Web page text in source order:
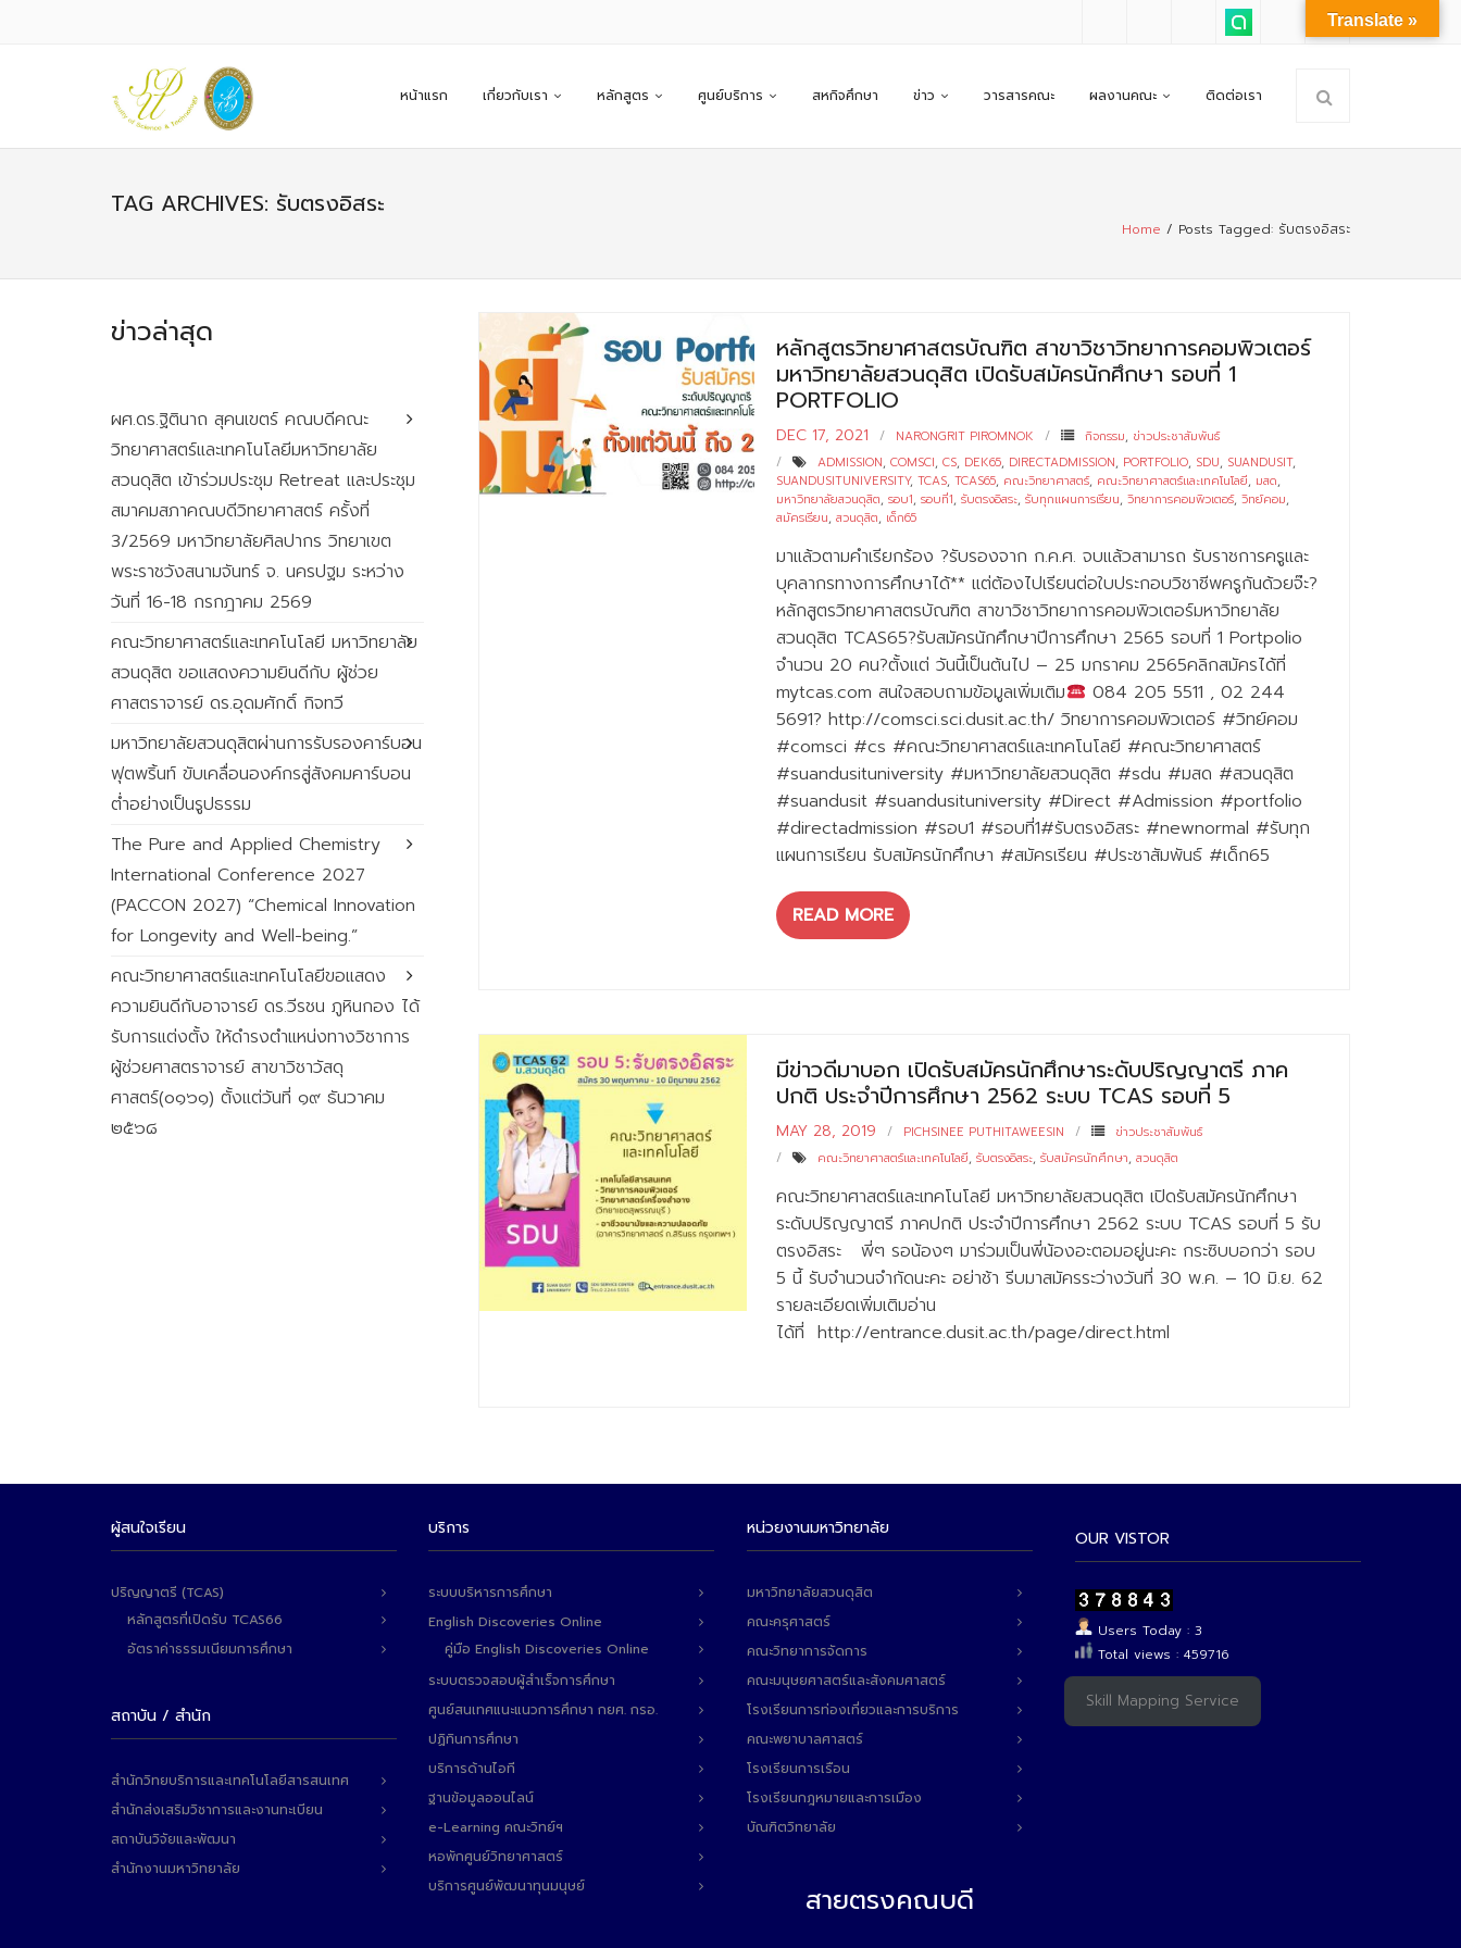
หน้าแรก เกี่ยวกับเรา หลักสูตร ศูนย์บริการ สหกิจศึกษา ข่าว วารสารคณะ ผลงานคณะ ติดต่อเรา
TAG ARCHIVES: รับตรงอิสระ
Home / Posts Tagged: รับตรงอิสระ
หลักสูตรวิทยาศาสตรบัณฑิต สาขาวิชาวิทยาการคอมพิวเตอร์
มหาวิทยาลัยสวนดุสิต เปิดรับสมัครนักศึกษา รอบที่ 1
PORTFOLIO
DEC 17, 2021 NARONGRIT PIROMNOK กิจกรรม, ข่าวประชาสัมพันธ์
ADMISSION,COMSCI,CS, DEK65, DIRECTADMISSION, PORTFOLIO, SDU, SUANDUSIT,
SUANDUSITUNIVERSITY,TCAS,TCAS65, คณะวิทยาศาสตร์, คณะวิทยาศาสตร์และเทคโนโลยี, มสด,
มหาวิทยาลัยสวนดุสิต,รอบ1,รอบที่1,รับตรงอิสระ,รับทุกแผนการเรียน,วิทยาการคอมพิวเตอร์,วิทย์คอม,
สมัครเรียน,สวนดุสิต, เด็ก65
มาแล้วตามคำเรียกร้อง ?รับรองจาก ก.ค.ศ. จบแล้วสามารถ รับราชการครูและ
บุคลากรทางการศึกษาได้** แต่ต้องไปเรียนต่อใบประกอบวิชาชีพครูกันด้วยจ๊ะ?
หลักสูตรวิทยาศาสตรบัณฑิต สาขาวิชาวิทยาการคอมพิวเตอร์มหาวิทยาลัย
สวนดุสิต TCAS65?รับสมัครนักศึกษาปีการศึกษา 2565 รอบที่ 1 Portpolio
จำนวน 20 คน?ตั้งแต่ วันนี้เป็นต้นไป – 25 มกราคม 2565คลิกสมัครได้ที่
mytcas.com สนใจสอบถามข้อมูลเพิ่มเติม
084 205 5511 , 02 244
5691? http://comsci.sci.dusit.ac.th/ วิทยาการคอมพิวเตอร์ #วิทย์คอม
#comsci #cs #คณะวิทยาศาสตร์และเทคโนโลยี #คณะวิทยาศาสตร์
#suandusituniversity #มหาวิทยาลัยสวนดุสิต #sdu #มสด #สวนดุสิต
#suandusit #suandusituniversity #Direct #Admission #portfolio
#directadmission #รอบ1 #รอบที่1#รับตรงอิสระ #newnormal #รับทุก
แผนการเรียน รับสมัครนักศึกษา #สมัครเรียน #ประชาสัมพันธ์ #เด็ก65
READ MORE
มีข่าวดีมาบอก เปิดรับสมัครนักศึกษาระดับปริญญาตรี ภาค
ปกติ ประจำปีการศึกษา 2562 ระบบ TCAS รอบที่ 5
MAY 28, 2019 PICHSINEE PUTHITAWEESIN
ข่าวประชาสัมพันธ์
คณะวิทยาศาสตร์และเทคโนโลยี,รับตรงอิสระ,รับสมัครนักศึกษา,สวนดุสิต
คณะวิทยาศาสตร์และเทคโนโลยี มหาวิทยาลัยสวนดุสิต เปิดรับสมัครนักศึกษา
ระดับปริญญาตรี ภาคปกติ ประจำปีการศึกษา 2562 ระบบ TCAS รอบที่ 5 รับ
ตรงอิสระ พี่ๆ รอน้องๆ มาร่วมเป็นพี่น้องอะตอมอยู่นะคะ กระซิบบอกว่า รอบ
5 นี้ รับจำนวนจำกัดนะคะ อย่าช้า รีบมาสมัครระว่างวันที่ 30 พ.ค. – 10 มิ.ย. 62
รายละเอียดเพิ่มเติมอ่าน
ได้ที่ http://entrance.dusit.ac.th/page/direct.html
ข่าวล่าสุด
ผศ.ดร.ฐิตินาถ สุคนเขตร์ คณบดีคณะ
วิทยาศาสตร์และเทคโนโลยีมหาวิทยาลัย
สวนดุสิต เข้าร่วมประชุม Retreat และประชุม
สมาคมสภาคณบดีวิทยาศาสตร์ ครั้งที่
3/2569 มหาวิทยาลัยศิลปากร วิทยาเขต
พระราชวังสนามจันทร์ จ. นครปฐม ระหว่าง
วันที่ 16-18 กรกฎาคม 2569
คณะวิทยาศาสตร์และเทคโนโลยี มหาวิทยาลัย
สวนดุสิต ขอแสดงความยินดีกับ ผู้ช่วย
ศาสตราจารย์ ดร.อุดมศักดิ์ กิจทวี
มหาวิทยาลัยสวนดุสิตผ่านการรับรองคาร์บอน
ฟุตพริ้นท์ ขับเคลื่อนองค์กรสู่สังคมคาร์บอน
ต่ำอย่างเป็นรูปธรรม
The Pure and Applied Chemistry
International Conference 2027
(PACCON 2027) “Chemical Innovation
for Longevity and Well-being.”
คณะวิทยาศาสตร์และเทคโนโลยีขอแสดง
ความยินดีกับอาจารย์ ดร.วีรชน ภูหินกอง ได้
รับการแต่งตั้ง ให้ดำรงตำแหน่งทางวิชาการ
ผู้ช่วยศาสตราจารย์ สาขาวิชาวัสดุ
ศาสตร์(๐๑๖๑) ตั้งแต่วันที่ ๑๙ ธันวาคม
๒๕๖๘
ผู้สนใจเรียน
ปริญญาตรี (TCAS)
หลักสูตรที่เปิดรับ TCAS66
อัตราค่าธรรมเนียมการศึกษา
สถาบัน / สำนัก
สำนักวิทยบริการและเทคโนโลยีสารสนเทศ
สำนักส่งเสริมวิชาการและงานทะเบียน
สถาบันวิจัยและพัฒนา
สำนักงานมหาวิทยาลัย
บริการ
ระบบบริหารการศึกษา
English Discoveries Online
คู่มือ English Discoveries Online
ระบบตรวจสอบผู้สำเร็จการศึกษา
ศูนย์สนเทศแนะแนวการศึกษา กยศ. กรอ.
ปฏิทินการศึกษา
บริการด้านไอที
ฐานข้อมูลออนไลน์
e-Learning คณะวิทย์ฯ
หอพักศูนย์วิทยาศาสตร์
บริการศูนย์พัฒนาทุนมนุษย์
หน่วยงานมหาวิทยาลัย
มหาวิทยาลัยสวนดุสิต
คณะครุศาสตร์
คณะวิทยาการจัดการ
คณะมนุษยศาสตร์และสังคมศาสตร์
โรงเรียนการท่องเที่ยวและการบริการ
คณะพยาบาลศาสตร์
โรงเรียนการเรือน
โรงเรียนกฎหมายและการเมือง
บัณฑิตวิทยาลัย
สายตรงคณบดี
OUR VISTOR
Users Today : 3
Total views : 459716
Skill Mapping Service
Translate »